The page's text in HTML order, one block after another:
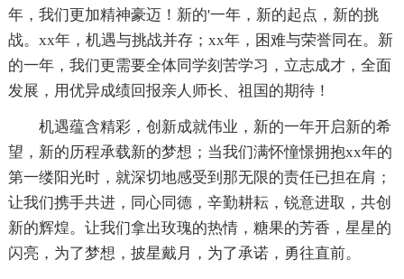
年，我们更加精神豪迈！新的'一年，新的起点，新的挑
战。xx年，机遇与挑战并存；xx年，困难与荣誉同在。新
的一年，我们更需要全体同学刻苦学习，立志成才，全面
发展，用优异成绩回报亲人师长、祖国的期待！
机遇蕴含精彩，创新成就伟业，新的一年开启新的希
望，新的历程承载新的梦想；当我们满怀憧憬拥抱xx年的
第一缕阳光时，就深切地感受到那无限的责任已担在肩；
让我们携手共进，同心同德，辛勤耕耘，锐意进取，共创
新的辉煌。让我们拿出玫瑰的热情，糖果的芳香，星星的
闪亮，为了梦想，披星戴月，为了承诺，勇往直前。